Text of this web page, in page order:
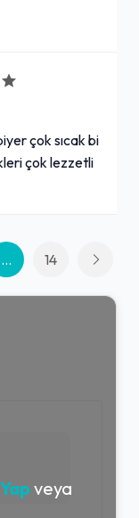
çok sıcak bi
çok lezzetli
... 14
veya